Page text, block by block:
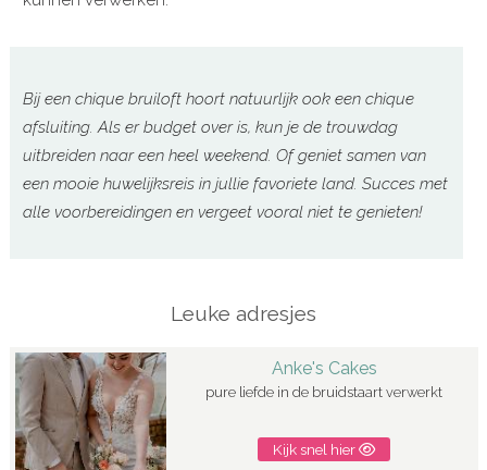
Bij een chique bruiloft hoort natuurlijk ook een chique
afsluiting. Als er budget over is, kun je de trouwdag
uitbreiden naar een heel weekend. Of geniet samen van
een mooie huwelijksreis in jullie favoriete land. Succes met
alle voorbereidingen en vergeet vooral niet te genieten!
Leuke adresjes
Anke's Cakes
pure liefde in de bruidstaart verwerkt
Kijk snel hier